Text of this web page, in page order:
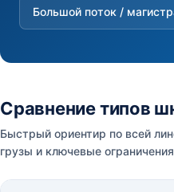
Большой поток /
Сравнение типов
Быстрый ориентир по всей
грузы и ключевые